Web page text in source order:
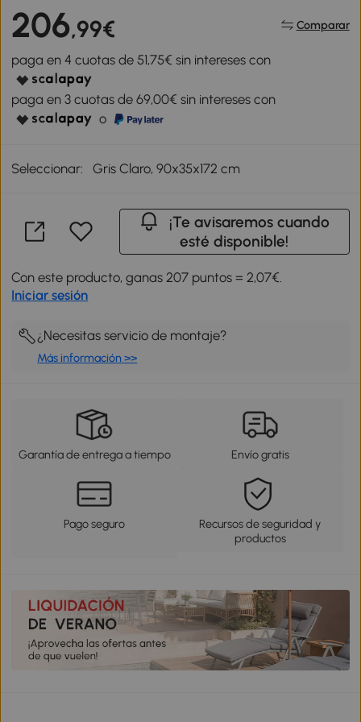
206,99€ Comparar
paga en 4 cuotas de 51,75€ sin intereses con
paga en 3 cuotas de 69,00€ sin intereses con
o
Seleccionar: Gris Claro, 90x35x172 cm
¡Te avisaremos cuando
esté disponible!
Con este producto, ganas 207 puntos = 2,07€.
Iniciar sesión
¿Necesitas servicio de montaje?
Más información >>
Garantía de entrega a tiempo Envío gratis
Pago seguro
Recursos de seguridad y
productos